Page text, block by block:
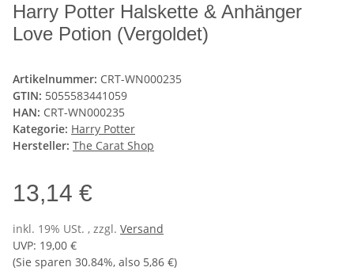
Harry Potter Halskette & Anhänger
Love Potion (Vergoldet)
Artikelnummer: CRT-WN000235
GTIN: 5055583441059
HAN: CRT-WN000235
Kategorie: Harry Potter
Hersteller: The Carat Shop
13,14 €
inkl. 19% USt. , zzgl. Versand
UVP: 19,00 €
(Sie sparen 30.84%, also 5,86 €)